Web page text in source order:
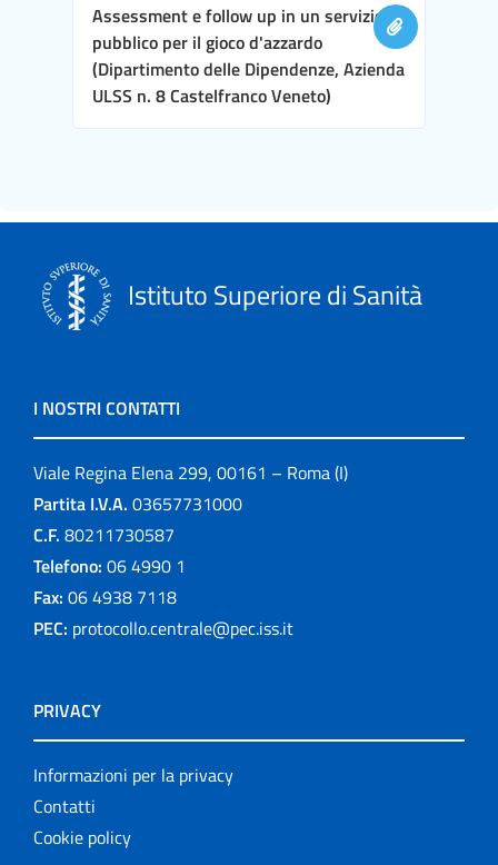
Assessment e follow up in un servizio
pubblico per il gioco d'azzardo
(Dipartimento delle Dipendenze, Azienda
ULSS n. 8 Castelfranco Veneto)
Istituto Superiore di Sanità
I NOSTRI CONTATTI
Viale Regina Elena 299, 00161 – Roma (I)
Partita I.V.A. 03657731000
C.F. 80211730587
Telefono: 06 4990 1
Fax: 06 4938 7118
PEC: protocollo.centrale@pec.iss.it
PRIVACY
Informazioni per la privacy
Contatti
Cookie policy